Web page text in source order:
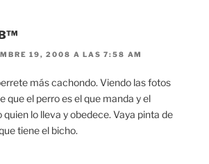
19, 2008 A LAS 7:58 AM
más cachondo. Viendo las fotos
que el perro es el que manda y el
quien lo lleva y obedece. Vaya pinta de
tiene el bicho.